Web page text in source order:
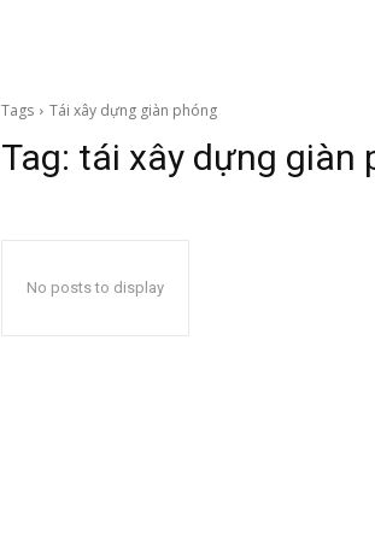
Tags Tái xây dựng giàn phóng
Tag: tái xây dựng giàn
No posts to display